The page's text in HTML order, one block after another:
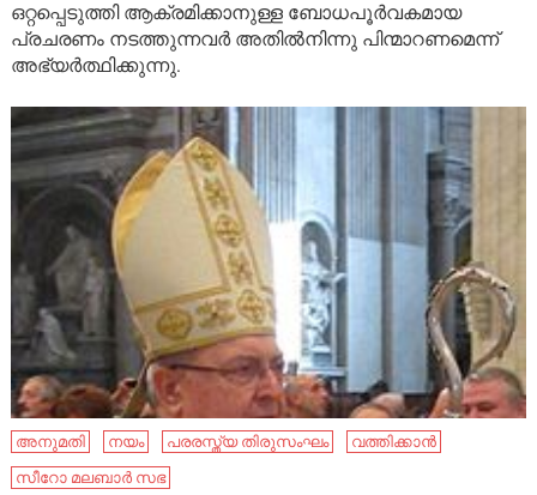
ഒറ്റപ്പെടുത്തി ആക്രമിക്കാനുള്ള ബോധപൂർവകമായ
പ്രചരണം നടത്തുന്നവർ അതിൽനിന്നു പിന്മാറണമെന്ന്
അഭ്യർത്ഥിക്കുന്നു.
അനുമതി നയം പരരസ്ത്യ തിരുസംഘം
വത്തിക്കാൻ
സീറോ മലബാര്‍ സഭ